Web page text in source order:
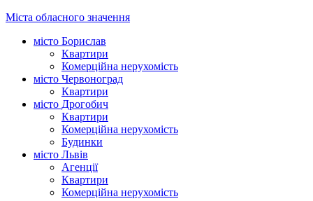
Міста обласного значення
місто Борислав
Квартири
Комерційна нерухомість
місто Червоноград
Квартири
місто Дрогобич
Квартири
Комерційна нерухомість
Будинки
місто Львів
Агенції
Квартири
Комерційна нерухомість